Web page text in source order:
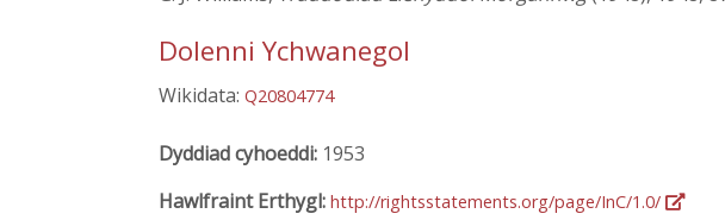
Dolenni Ychwanegol
Wikidata: Q20804774
Dyddiad cyhoeddi: 1953
Hawlfraint Erthygl: http://rightsstatements.org/page/InC/1.0/